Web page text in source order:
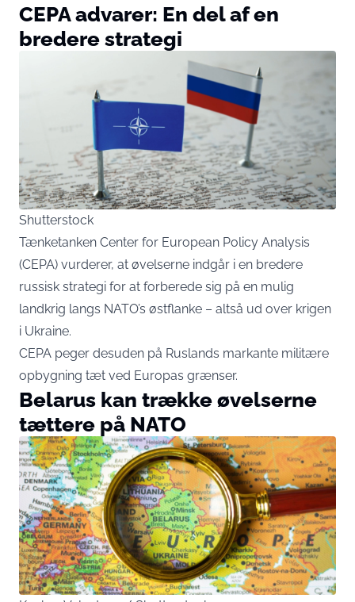
CEPA advarer: En del af en
bredere strategi
Shutterstock
Tænketanken Center for European Policy Analysis
(CEPA) vurderer, at øvelserne indgår i en bredere
russisk strategi for at forberede sig på en mulig
landkrig langs NATO’s østflanke – altså ud over krigen
i Ukraine.
CEPA peger desuden på Ruslands markante militære
opbygning tæt ved Europas grænser.
Belarus kan trække øvelserne
tættere på NATO